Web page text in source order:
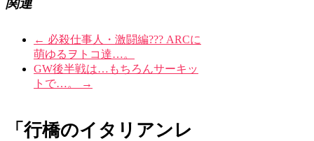
関連
← 必殺仕事人・激闘編??? ARCに
萌ゆるヲトコ達…。
GW後半戦は…もちろんサーキッ
トで…。
→
「行橋のイタリアンレ